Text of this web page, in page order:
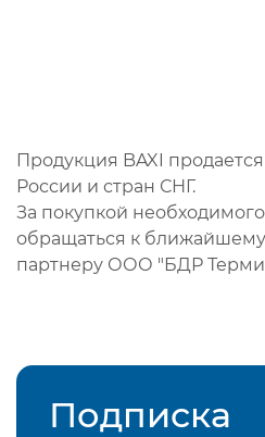
Продукция BAXI
России и стран СНГ.
За покупкой
обращаться к
партнеру ООО "БДР
Подписка